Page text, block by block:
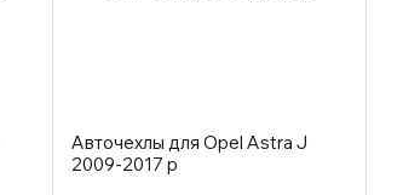
Авточехлы для Opel Astra J
2009-2017 р